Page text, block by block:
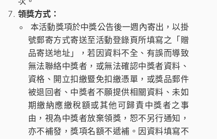
領獎方式：
本活動獎項於中獎公告後一週內寄出，以掛
號郵寄方式寄送至活動登錄頁所填寫之「贈
品寄送地址」，若因資料不全、有誤而導致
無法聯絡中獎者，或無法確認中獎者資料、
資格、開立扣繳暨免扣繳憑單，或獎品郵件
被退回者、中獎者不願提供相關資料、未如
期繳納應繳稅額或其他可歸責中獎者之事
由，視為中獎者放棄領獎，恕不另行通知，
亦不補發，獎項名額不遞補。因資料填寫不